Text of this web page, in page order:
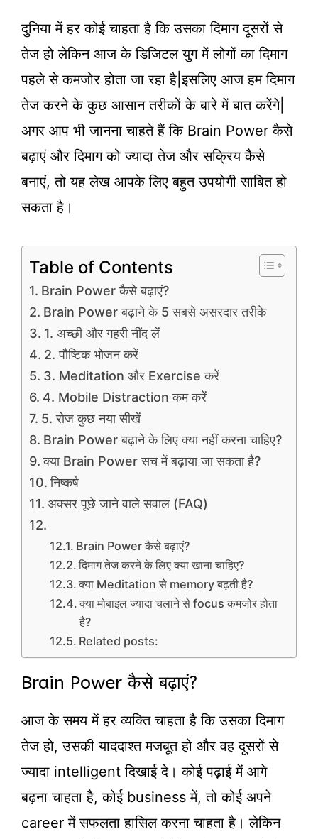
दुनिया में हर कोई चाहता है कि उसका दिमाग दूसरों से
तेज हो लेकिन आज के डिजिटल युग में लोगों का दिमाग
पहले से कमजोर होता जा रहा है|इसलिए आज हम दिमाग
तेज करने के कुछ आसान तरीकों के बारे में बात करेंगे|
अगर आप भी जानना चाहते हैं कि Brain Power कैसे
बढ़ाएं और दिमाग को ज्यादा तेज और सक्रिय कैसे
बनाएं, तो यह लेख आपके लिए बहुत उपयोगी साबित हो
सकता है।
Table of Contents
Brain Power कैसे बढ़ाएं?
Brain Power बढ़ाने के 5 सबसे असरदार तरीके
1. अच्छी और गहरी नींद लें
2. पौष्टिक भोजन करें
3. Meditation और Exercise करें
4. Mobile Distraction कम करें
5. रोज कुछ नया सीखें
Brain Power बढ़ाने के लिए क्या नहीं करना चाहिए?
क्या Brain Power सच में बढ़ाया जा सकता है?
निष्कर्ष
अक्सर पूछे जाने वाले सवाल (FAQ)
Brain Power कैसे बढ़ाएं?
दिमाग तेज करने के लिए क्या खाना चाहिए?
क्या Meditation से memory बढ़ती है?
क्या मोबाइल ज्यादा चलाने से focus कमजोर होता
है?
Related posts:
Brain Power कैसे बढ़ाएं?
आज के समय में हर व्यक्ति चाहता है कि उसका दिमाग
तेज हो, उसकी याददाश्त मजबूत हो और वह दूसरों से
ज्यादा intelligent दिखाई दे। कोई पढ़ाई में आगे
बढ़ना चाहता है, कोई business में, तो कोई अपने
career में सफलता हासिल करना चाहता है। लेकिन